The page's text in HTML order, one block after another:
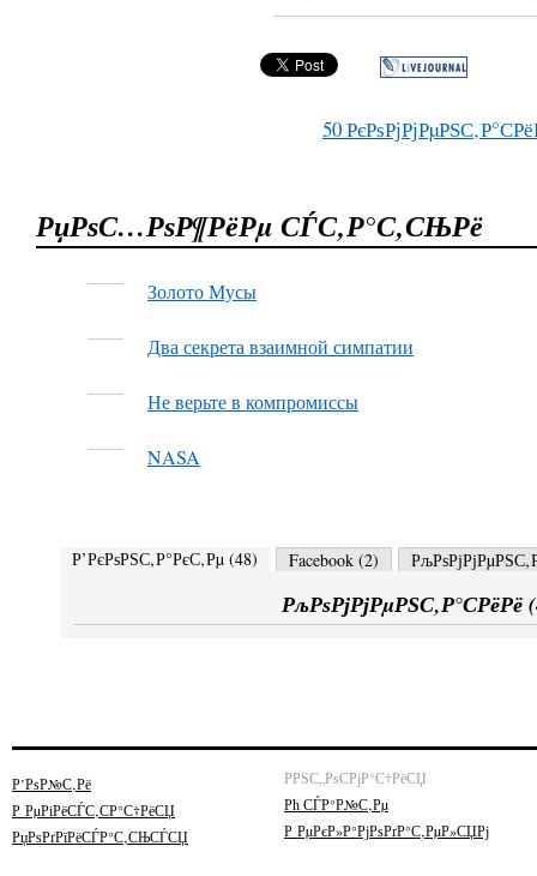
50
РџРѕС…РѕР¶РёРµ СЃС‚Р°С‚СЊРё
Золото Мусы
Два секрета взаимной симпатии
Не верьте в компромиссы
NASA
Р’РєРѕРЅС‚Р°РєС‚Рµ (48) Facebook (2)
РљРѕРјРјРµРЅС‚Р°СРёРё (
Р’РѕР№С‚Рё
Р РµРіРёСЃС‚СР°С†РёСЏ
РџРѕРґРїРёСЃР°С‚СЊСЃСЏ
РРЅС„РѕСРјР°С†РёСЏ
Рћ СЃР°Р№С‚Рµ
Р РµРєР»Р°РјРѕРґР°С‚РµР»СЏРј